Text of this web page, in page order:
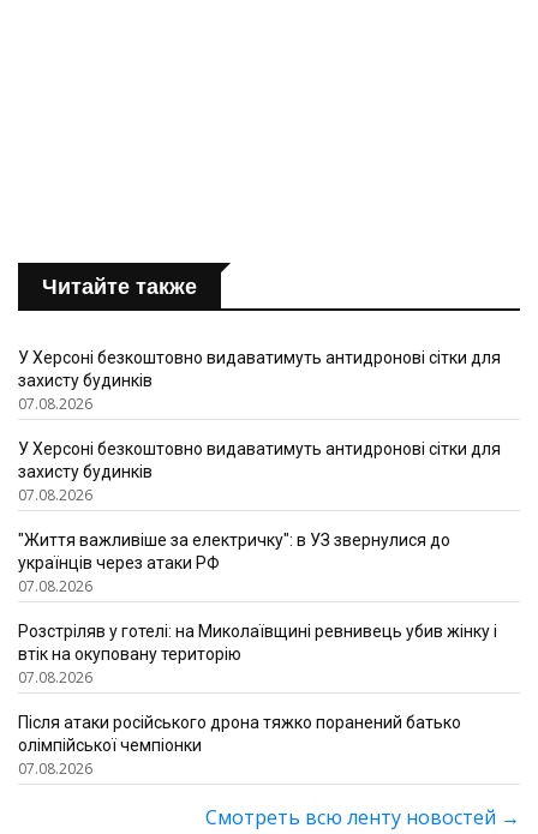
Читайте также
У Херсоні безкоштовно видаватимуть антидронові сітки для
захисту будинків
07.08.2026
У Херсоні безкоштовно видаватимуть антидронові сітки для
захисту будинків
07.08.2026
"Життя важливіше за електричку": в УЗ звернулися до
українців через атаки РФ
07.08.2026
Розстріляв у готелі: на Миколаївщині ревнивець убив жінку і
втік на окуповану територію
07.08.2026
Після атаки російського дрона тяжко поранений батько
олімпійської чемпіонки
07.08.2026
Смотреть всю ленту новостей →